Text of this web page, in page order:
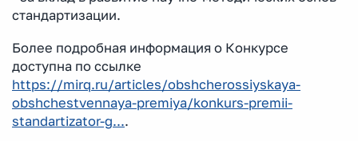
стандартизации.
Более подробная информация о Конкурсе
доступна по ссылке
https://mirq.ru/articles/obshcherossiyskaya-
obshchestvennaya-premiya/konkurs-premii-
standartizator-g....